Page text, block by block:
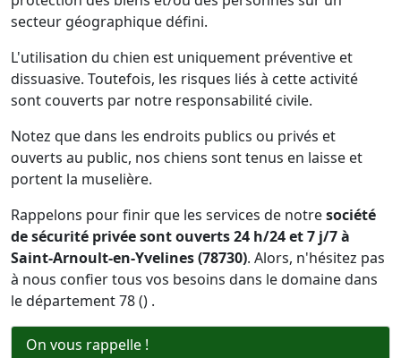
secteur géographique défini.
L'utilisation du chien est uniquement préventive et
dissuasive. Toutefois, les risques liés à cette activité
sont couverts par notre responsabilité civile.
Notez que dans les endroits publics ou privés et
ouverts au public, nos chiens sont tenus en laisse et
portent la muselière.
Rappelons pour finir que les services de notresociété
de sécurité privée sont ouverts 24 h/24 et 7 j/7 à
Saint-Arnoult-en-Yvelines (78730). Alors, n'hésitez pas
à nous confier tous vos besoins dans le domaine dans
le département 78 () .
On vous rappelle !